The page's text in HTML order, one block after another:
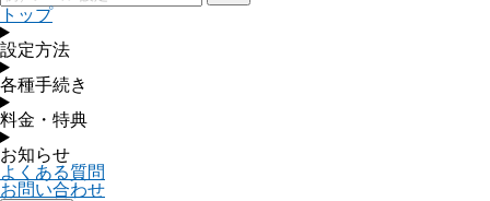
トップ
設定方法
各種手続き
料金・特典
お知らせ
よくある質問
お問い合わせ